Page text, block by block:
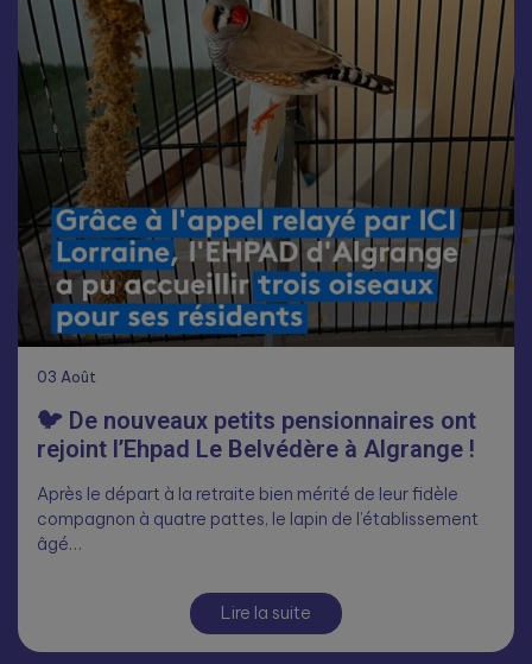
03 Août
🐦 De nouveaux petits pensionnaires ont
rejoint l’Ehpad Le Belvédère à Algrange !
Après le départ à la retraite bien mérité de leur fidèle
compagnon à quatre pattes, le lapin de l’établissement
âgé…
Lire la suite